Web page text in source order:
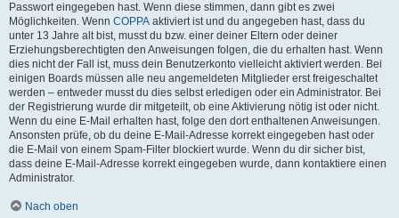
Passwort eingegeben hast. Wenn diese stimmen, dann gibt es zwei
Möglichkeiten. Wenn COPPA aktiviert ist und du angegeben hast, dass du
unter 13 Jahre alt bist, musst du bzw. einer deiner Eltern oder deiner
Erziehungsberechtigten den Anweisungen folgen, die du erhalten hast. Wenn
dies nicht der Fall ist, muss dein Benutzerkonto vielleicht aktiviert werden. Bei
einigen Boards müssen alle neu angemeldeten Mitglieder erst freigeschaltet
werden – entweder musst du dies selbst erledigen oder ein Administrator. Bei
der Registrierung wurde dir mitgeteilt, ob eine Aktivierung nötig ist oder nicht.
Wenn du eine E-Mail erhalten hast, folge den dort enthaltenen Anweisungen.
Ansonsten prüfe, ob du deine E-Mail-Adresse korrekt eingegeben hast oder
die E-Mail von einem Spam-Filter blockiert wurde. Wenn du dir sicher bist,
dass deine E-Mail-Adresse korrekt eingegeben wurde, dann kontaktiere einen
Administrator.
Nach oben